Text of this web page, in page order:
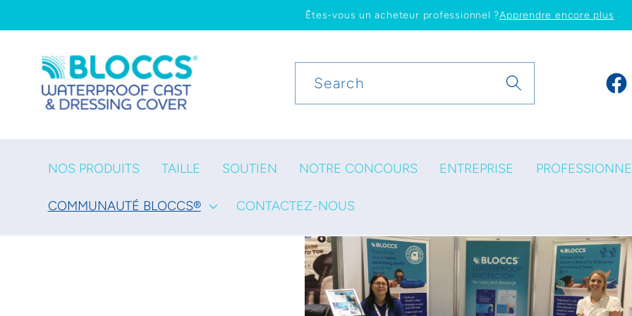
au
contenu
Êtes-vous un acheteur professionnel ?Apprendre encore plus
NOS PRODUITS TAILLE SOUTIEN NOTRE CONCOURS ENTREPRISE
COMMUNAUTÉ BLOCCS® CONTACTEZ-NOUS
Search